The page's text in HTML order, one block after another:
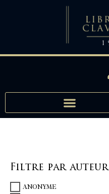
Filtre par auteur
ANONYME